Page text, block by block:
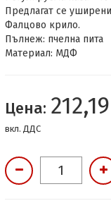
Предлагат се
Фалцово крило.
Пълнеж: пчелна пита
Материал: МДФ
Цена:
вкл. ДДС